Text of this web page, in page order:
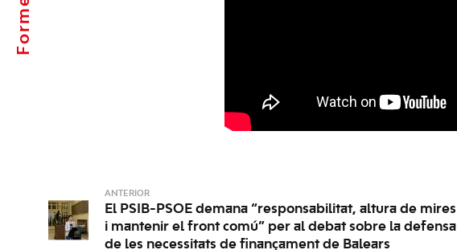
ANTERIOR
El PSIB-PSOE demana “responsabilitat, altura de mires
i mantenir el front comú” per al debat sobre la defensa
de les necessitats de finançament de Balears